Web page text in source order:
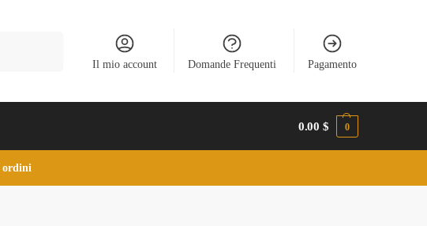
Il mio account Domande Frequenti Pagamento
0.00$ 0
ordini